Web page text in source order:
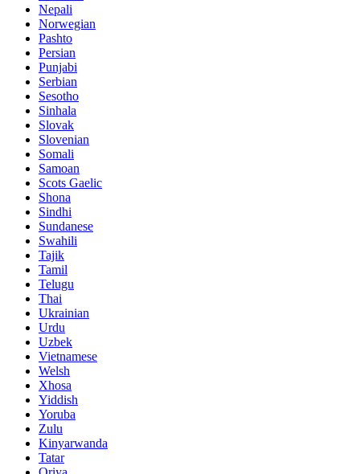
Nepali
Norwegian
Pashto
Persian
Punjabi
Serbian
Sesotho
Sinhala
Slovak
Slovenian
Somali
Samoan
Scots Gaelic
Shona
Sindhi
Sundanese
Swahili
Tajik
Tamil
Telugu
Thai
Ukrainian
Urdu
Uzbek
Vietnamese
Welsh
Xhosa
Yiddish
Yoruba
Zulu
Kinyarwanda
Tatar